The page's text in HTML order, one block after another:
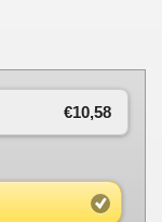
€10,58